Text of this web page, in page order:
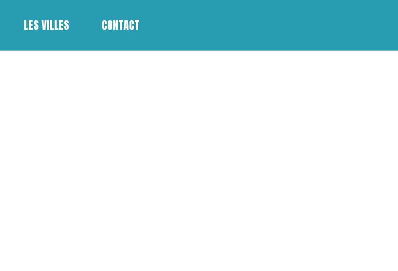
LES VILLES CONTACT